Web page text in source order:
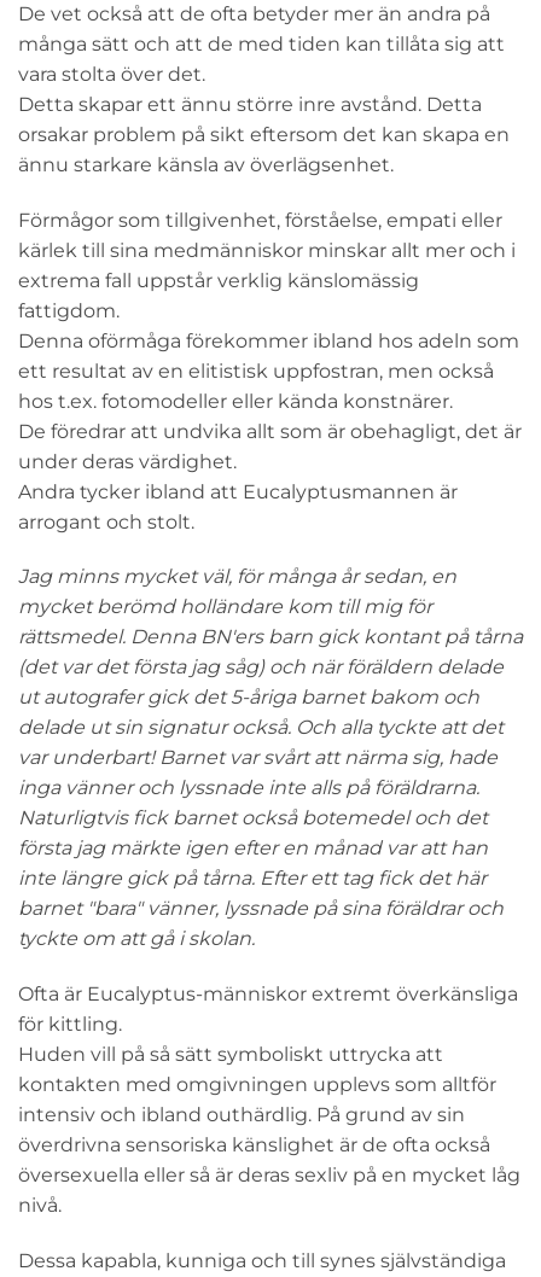
De vet också att de ofta betyder mer än andra på
många sätt och att de med tiden kan tillåta sig att
vara stolta över det.
Detta skapar ett ännu större inre avstånd. Detta
orsakar problem på sikt eftersom det kan skapa en
ännu starkare känsla av överlägsenhet.
Förmågor som tillgivenhet, förståelse, empati eller
kärlek till sina medmänniskor minskar allt mer och i
extrema fall uppstår verklig känslomässig
fattigdom.
Denna oförmåga förekommer ibland hos adeln som
ett resultat av en elitistisk uppfostran, men också
hos t.ex. fotomodeller eller kända konstnärer.
De föredrar att undvika allt som är obehagligt, det är
under deras värdighet.
Andra tycker ibland att Eucalyptusmannen är
arrogant och stolt.
Jag minns mycket väl, för många år sedan, en
mycket berömd holländare kom till mig för
rättsmedel. Denna BN'ers barn gick kontant på tårna
(det var det första jag såg) och när föräldern delade
ut autografer gick det 5-åriga barnet bakom och
delade ut sin signatur också. Och alla tyckte att det
var underbart! Barnet var svårt att närma sig, hade
inga vänner och lyssnade inte alls på föräldrarna.
Naturligtvis fick barnet också botemedel och det
första jag märkte igen efter en månad var att han
inte längre gick på tårna. Efter ett tag fick det här
barnet "bara" vänner, lyssnade på sina föräldrar och
tyckte om att gå i skolan.
Ofta är Eucalyptus-människor extremt överkänsliga
för kittling.
Huden vill på så sätt symboliskt uttrycka att
kontakten med omgivningen upplevs som alltför
intensiv och ibland outhärdlig. På grund av sin
överdrivna sensoriska känslighet är de ofta också
översexuella eller så är deras sexliv på en mycket låg
nivå.
Dessa kapabla, kunniga och till synes självständiga